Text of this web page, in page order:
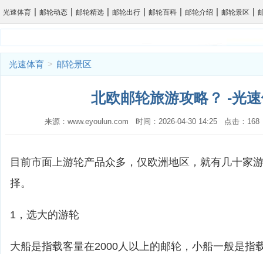
光速体育 | 邮轮动态 | 邮轮精选 | 邮轮出行 | 邮轮百科 | 邮轮介绍 | 邮轮景区 |
光速体育 > 邮轮景区
北欧邮轮旅游攻略？ -光
来源：www.eyoulun.com 时间：2026-04-30 14:25 点击：
目前市面上游轮产品众多，仅欧洲地区，就有几十家
择。
1，选大的游轮
大船是指载客量在2000人以上的邮轮，小船一般是指